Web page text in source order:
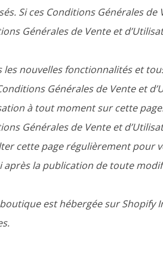
Si ces Conditions Générales
Générales de Vente et
les nouvelles fonctionnalités et
Générales de Vente et
à tout moment sur cette
Générales de Vente et
cette page régulièrement pour
après la publication de toute
est hébergée sur Shopify